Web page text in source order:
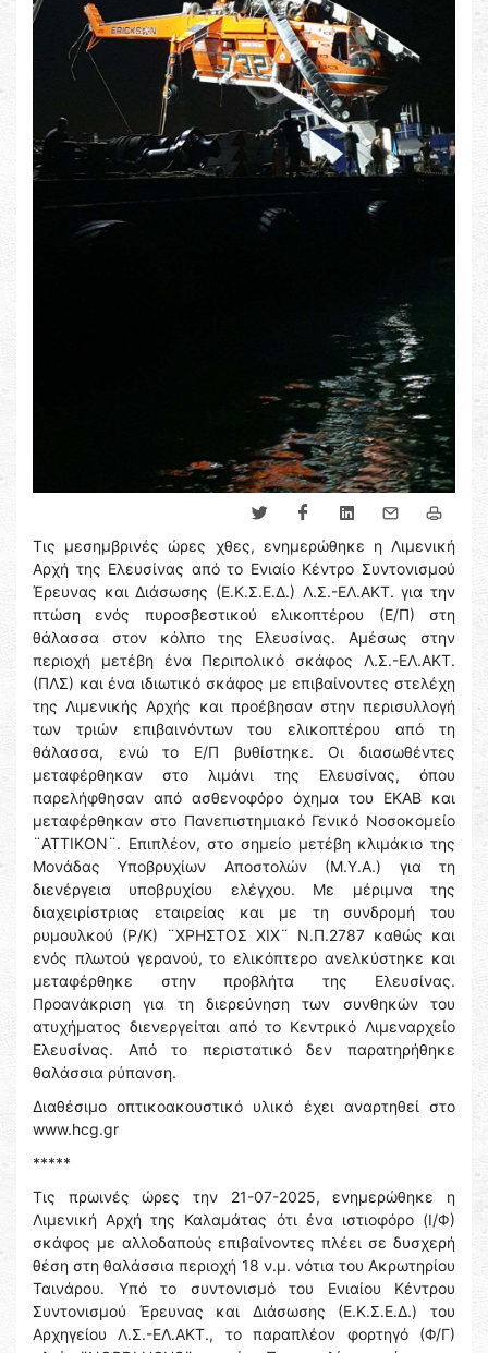
Τις μεσημβρινές ώρες χθες, ενημερώθηκε η Λιμενική
Αρχή της Ελευσίνας από το Ενιαίο Κέντρο Συντονισμού
Έρευνας και Διάσωσης (Ε.Κ.Σ.Ε.Δ.) Λ.Σ.-ΕΛ.ΑΚΤ. για την
πτώση ενός πυροσβεστικού ελικοπτέρου (Ε/Π) στη
θάλασσα στον κόλπο της Ελευσίνας. Αμέσως στην
περιοχή μετέβη ένα Περιπολικό σκάφος Λ.Σ.-ΕΛ.ΑΚΤ.
(ΠΛΣ) και ένα ιδιωτικό σκάφος με επιβαίνοντες στελέχη
της Λιμενικής Αρχής και προέβησαν στην περισυλλογή
των τριών επιβαινόντων του ελικοπτέρου από τη
θάλασσα, ενώ το Ε/Π βυθίστηκε. Οι διασωθέντες
μεταφέρθηκαν στο λιμάνι της Ελευσίνας, όπου
παρελήφθησαν από ασθενοφόρο όχημα του ΕΚΑΒ και
μεταφέρθηκαν στο Πανεπιστημιακό Γενικό Νοσοκομείο
¨ΑΤΤΙΚΟΝ¨. Επιπλέον, στο σημείο μετέβη κλιμάκιο της
Μονάδας Υποβρυχίων Αποστολών (Μ.Υ.Α.) για τη
διενέργεια υποβρυχίου ελέγχου. Με μέριμνα της
διαχειρίστριας εταιρείας και με τη συνδρομή του
ρυμουλκού (Ρ/Κ) ¨ΧΡΗΣΤΟΣ ΧΙΧ¨ Ν.Π.2787 καθώς και
ενός πλωτού γερανού, το ελικόπτερο ανελκύστηκε και
μεταφέρθηκε στην προβλήτα της Ελευσίνας.
Προανάκριση για τη διερεύνηση των συνθηκών του
ατυχήματος διενεργείται από το Κεντρικό Λιμεναρχείο
Ελευσίνας. Από το περιστατικό δεν παρατηρήθηκε
θαλάσσια ρύπανση.
Διαθέσιμο οπτικοακουστικό υλικό έχει αναρτηθεί στο
www.hcg.gr
*****
Τις πρωινές ώρες την 21-07-2025, ενημερώθηκε η
Λιμενική Αρχή της Καλαμάτας ότι ένα ιστιοφόρο (Ι/Φ)
σκάφος με αλλοδαπούς επιβαίνοντες πλέει σε δυσχερή
θέση στη θαλάσσια περιοχή 18 ν.μ. νότια του Ακρωτηρίου
Ταινάρου. Υπό το συντονισμό του Ενιαίου Κέντρου
Συντονισμού Έρευνας και Διάσωσης (Ε.Κ.Σ.Ε.Δ.) του
Αρχηγείου Λ.Σ.-ΕΛ.ΑΚΤ., το παραπλέον φορτηγό (Φ/Γ)